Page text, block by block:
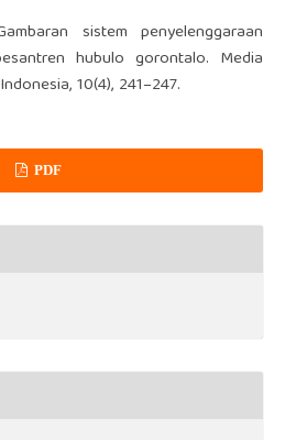
sistem penyelenggaraan
hubulo gorontalo. Media
10(4), 241–247.
PDF